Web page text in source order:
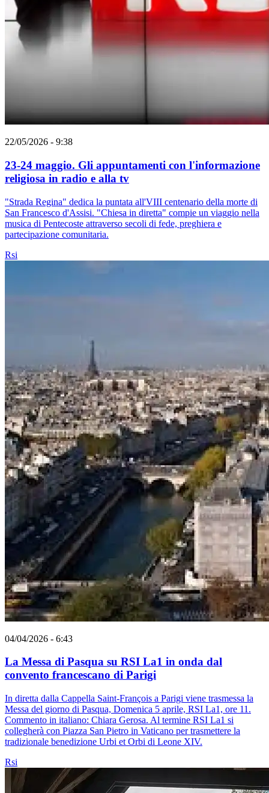
22/05/2026 - 9:38
23-24 maggio. Gli appuntamenti con l'informazione
religiosa in radio e alla tv
"Strada Regina" dedica la puntata all'VIII centenario della morte di
San Francesco d'Assisi. "Chiesa in diretta" compie un viaggio nella
musica di Pentecoste attraverso secoli di fede, preghiera e
partecipazione comunitaria.
Rsi
04/04/2026 - 6:43
La Messa di Pasqua su RSI La1 in onda dal
convento francescano di Parigi
In diretta dalla Cappella Saint-François a Parigi viene trasmessa la
Messa del giorno di Pasqua, Domenica 5 aprile, RSI La1, ore 11.
Commento in italiano: Chiara Gerosa. Al termine RSI La1 si
collegherà con Piazza San Pietro in Vaticano per trasmettere la
tradizionale benedizione Urbi et Orbi di Leone XIV.
Rsi